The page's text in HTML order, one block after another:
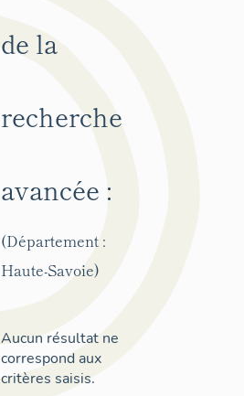
de la
recherche
avancée :
(Département :
Haute-Savoie)
Aucun résultat ne
correspond aux
critères saisis.